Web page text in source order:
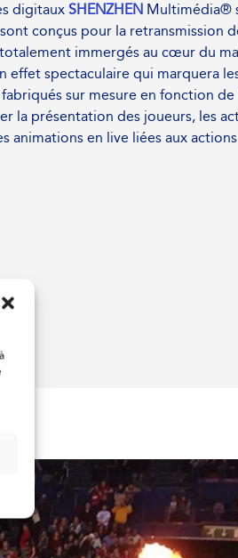
digitaux SHENZHENMultimédia®
conçus pour la retransmission
immergés au cœur du
effet spectaculaire qui marquera
sur mesure en fonction
la présentation des joueurs, les
animations en live liées aux